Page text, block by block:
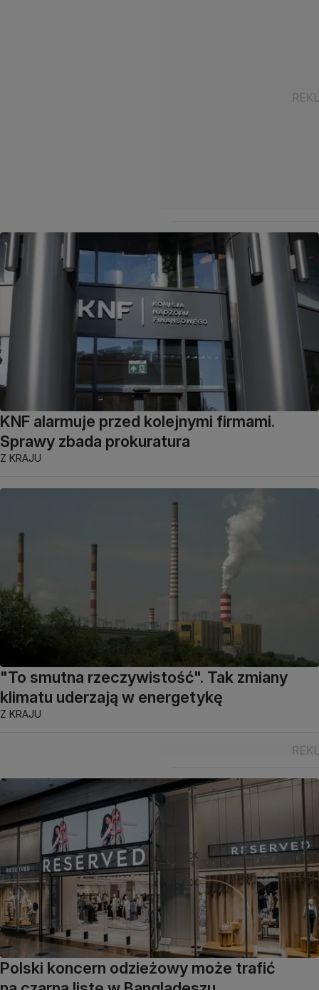
KNF alarmuje przed kolejnymi firmami.
Sprawy zbada prokuratura
Z KRAJU
"To smutna rzeczywistość". Tak zmiany
klimatu uderzają w energetykę
Z KRAJU
Polski koncern odzieżowy może trafić